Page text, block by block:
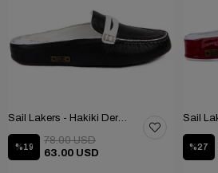
Sail Lakers - Hakiki Deri Taraftar Terliği 109-557-X
%19
63.00 USD
78.00 USD
%27